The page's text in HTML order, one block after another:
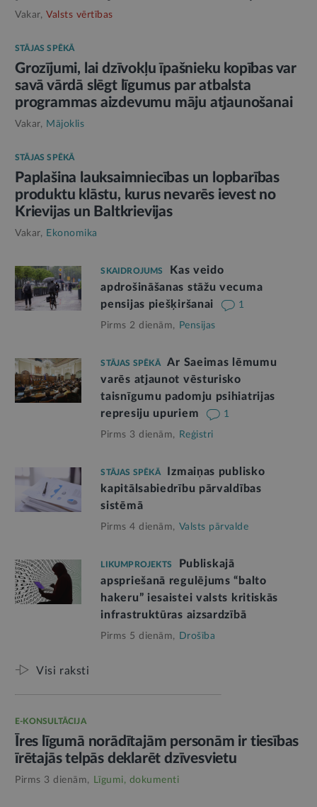
Vakar, Valsts vērtības
STĀJAS SPĒKĀ
Grozījumi, lai dzīvokļu īpašnieku kopības var
savā vārdā slēgt līgumus par atbalsta
programmas aizdevumu māju atjaunošanai
Vakar, Mājoklis
STĀJAS SPĒKĀ
Paplašina lauksaimniecības un lopbarības
produktu klāstu, kurus nevarēs ievest no
Krievijas un Baltkrievijas
Vakar, Ekonomika
SKAIDROJUMS
Kas veido
apdrošināšanas stāžu vecuma
pensijas piešķiršanai
1
Pirms 2 dienām, Pensijas
STĀJAS SPĒKĀ
Ar Saeimas lēmumu
varēs atjaunot vēsturisko
taisnīgumu padomju psihiatrijas
represiju upuriem
1
Pirms 3 dienām, Reģistri
STĀJAS SPĒKĀ
Izmaiņas publisko
kapitālsabiedrību pārvaldības
sistēmā
Pirms 4 dienām, Valsts pārvalde
LIKUMPROJEKTS
Publiskajā
apspriešanā regulējums “balto
hakeru” iesaistei valsts kritiskās
infrastruktūras aizsardzībā
Pirms 5 dienām, Drošība
Visi raksti
E-KONSULTĀCIJA
Īres līgumā norādītajām personām ir tiesības
īrētajās telpās deklarēt dzīvesvietu
Pirms 3 dienām, Līgumi, dokumenti